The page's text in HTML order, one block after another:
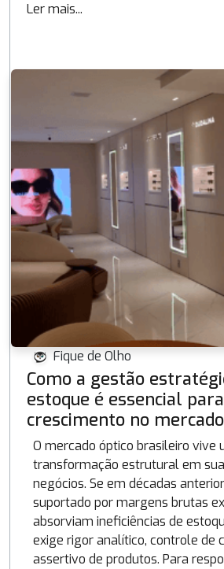
Ler mais...
Fique de Olho
Como a gestão
estoque é essencial
crescimento no
O mercado óptico brasileiro vive
transformação estrutural em
negócios. Se em décadas
suportado por margens brutas
absorviam ineficiências de
exige rigor analítico, controle de
assertivo de produtos. Para